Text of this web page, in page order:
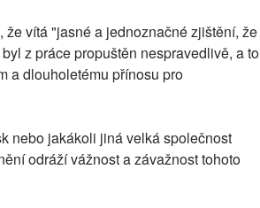
vítá "jasné a jednoznačné zjištění, že
z práce propuštěn nespravedlivě, a to
a dlouholetému přínosu pro
nebo jakákoli jiná velká společnost
odráží vážnost a závažnost tohoto